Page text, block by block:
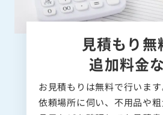
見積もり無
追加料金
お見積もりは無料で行いま
依頼場所に伺い、不用品や粗